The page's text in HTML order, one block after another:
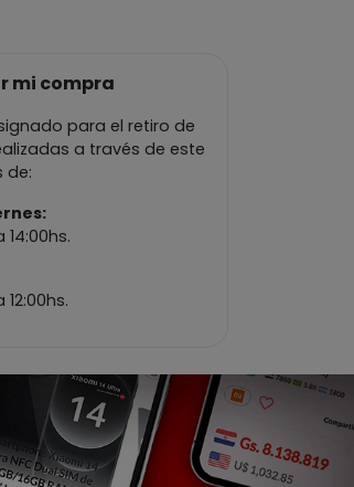
mi compra
para el retiro de
a través de este
de:
14:00hs.
12:00hs.